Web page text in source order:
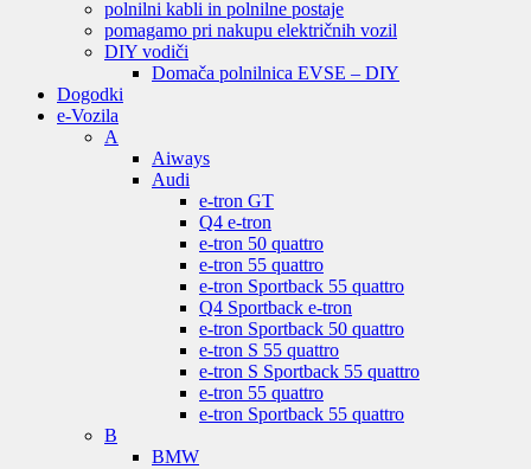
polnilni kabli in polnilne postaje
pomagamo pri nakupu električnih vozil
DIY vodiči
Domača polnilnica EVSE – DIY
Dogodki
e-Vozila
A
Aiways
Audi
e-tron GT
Q4 e-tron
e-tron 50 quattro
e-tron 55 quattro
e-tron Sportback 55 quattro
Q4 Sportback e-tron
e-tron Sportback 50 quattro
e-tron S 55 quattro
e-tron S Sportback 55 quattro
e-tron 55 quattro
e-tron Sportback 55 quattro
B
BMW